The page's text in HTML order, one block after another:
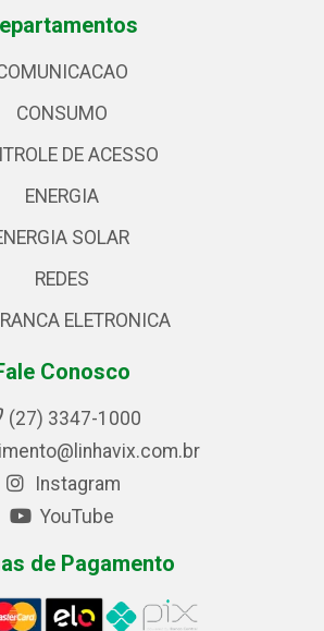
CONSUMO
DE ACESSO
ENERGIA
SOLAR
REDES
ELETRONICA
Conosco
(27) 3347-1000
Instagram
YouTube
de Pagamento